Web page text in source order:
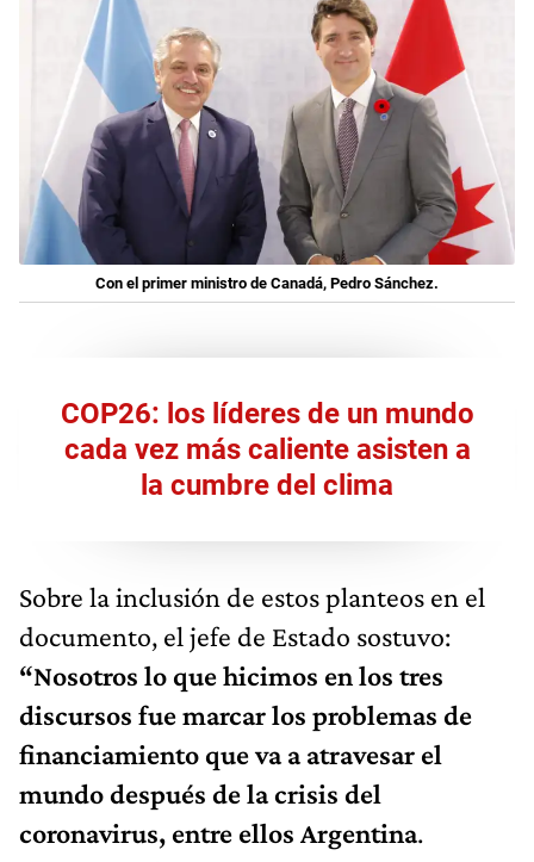
Con el primer ministro de Canadá, Pedro Sánchez.
COP26: los líderes de un mundo
cada vez más caliente asisten a
la cumbre del clima
Sobre la inclusión de estos planteos en el
documento, el jefe de Estado sostuvo:
“Nosotros lo que hicimos en los tres
discursos fue marcar los problemas de
financiamiento que va a atravesar el
mundo después de la crisis del
coronavirus, entre ellos Argentina.